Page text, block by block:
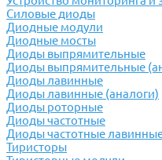
Силовые диоды
Диодные модули
Диодные мосты
Диоды выпрямительные
Диоды выпрямительные
Диоды лавинные
Диоды лавинные (аналоги)
Диоды роторные
Диоды частотные
Диоды частотные
Тиристоры